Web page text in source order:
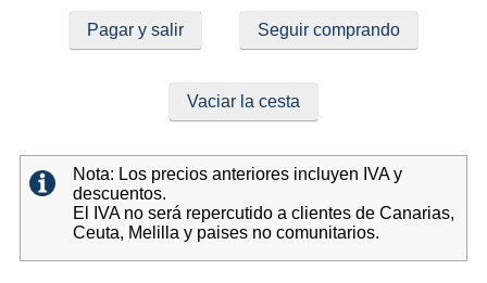
Pagar y salir Seguir comprando
Vaciar la cesta
Nota: Los precios anteriores incluyen IVA y
descuentos.
El IVA no será repercutido a clientes de Canarias,
Ceuta, Melilla y paises no comunitarios.